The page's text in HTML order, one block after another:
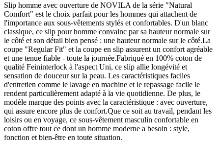
Slip homme avec ouverture de NOVILA de la série "Natural
Comfort" est le choix parfait pour les hommes qui attachent de
l'importance aux sous-vêtements stylés et confortables. D'un blanc
classique, ce slip pour homme convainc par sa hauteur normale sur
le côté et son détail bien pensé : une hauteur normale sur le côté.La
coupe "Regular Fit" et la coupe en slip assurent un confort agréable
et une tenue fiable - toute la journée.Fabriqué en 100% coton de
qualité Feininterlock à l'aspect Uni, ce slip allie longévité et
sensation de douceur sur la peau. Les caractéristiques faciles
d'entretien comme le lavage en machine et le repassage facile le
rendent particulièrement adapté à la vie quotidienne. De plus, le
modèle marque des points avec la caractéristique : avec ouverture,
qui assure encore plus de confort.Que ce soit au travail, pendant les
loisirs ou en voyage, ce sous-vêtement masculin confortable en
coton offre tout ce dont un homme moderne a besoin : style,
fonction et bien-être en toute situation.